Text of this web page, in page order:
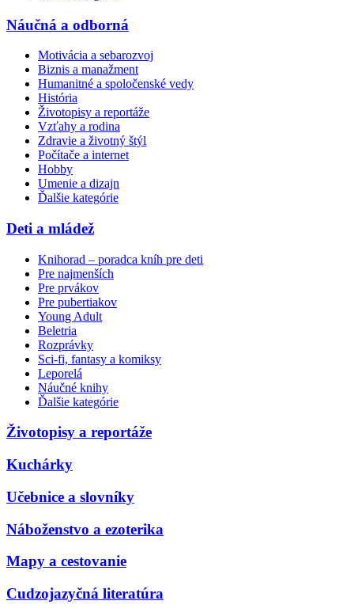
Náučná a odborná
Motivácia a sebarozvoj
Biznis a manažment
Humanitné a spoločenské vedy
História
Životopisy a reportáže
Vzťahy a rodina
Zdravie a životný štýl
Počítače a internet
Hobby
Umenie a dizajn
Ďalšie kategórie
Deti a mládež
Knihorad – poradca kníh pre deti
Pre najmenších
Pre prvákov
Pre pubertiakov
Young Adult
Beletria
Rozprávky
Sci-fi, fantasy a komiksy
Leporelá
Náučné knihy
Ďalšie kategórie
Životopisy a reportáže
Kuchárky
Učebnice a slovníky
Náboženstvo a ezoterika
Mapy a cestovanie
Cudzojazyčná literatúra